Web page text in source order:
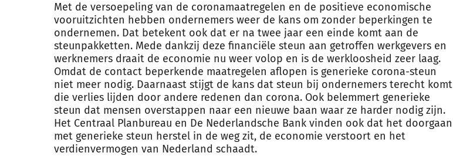
Met de versoepeling van de coronamaatregelen en de positieve economische
vooruitzichten hebben ondernemers weer de kans om zonder beperkingen te
ondernemen. Dat betekent ook dat er na twee jaar een einde komt aan de
steunpakketten. Mede dankzij deze financiële steun aan getroffen werkgevers en
werknemers draait de economie nu weer volop en is de werkloosheid zeer laag.
Omdat de contact beperkende maatregelen aflopen is generieke corona-steun
niet meer nodig. Daarnaast stijgt de kans dat steun bij ondernemers terecht komt
die verlies lijden door andere redenen dan corona. Ook belemmert generieke
steun dat mensen overstappen naar een nieuwe baan waar ze harder nodig zijn.
Het Centraal Planbureau en De Nederlandsche Bank vinden ook dat het doorgaan
met generieke steun herstel in de weg zit, de economie verstoort en het
verdienvermogen van Nederland schaadt.